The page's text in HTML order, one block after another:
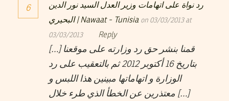
6
رد نواة على اتهامات وزير العدل السيد نور الدين
البحيري | Nawaat - Tunisia on 03/03/2013 at
03/03/2013 Reply
[…] قمنا بنشر حق رد وزارته على موقعنا
بتاريخ 16 أكتوبر 2012 ثم بالتعقيب على رد
الوزارة و اتهاماتها مبينين هذا اللبس و
معتذرين عن الخطأ الذي طرء خلال […]